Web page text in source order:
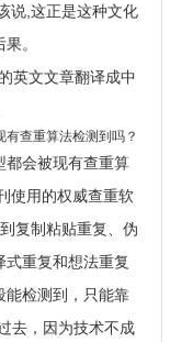
说,这正是这种文化
。
查重算法检测到吗？
都会被现有查重算
使用的权威查重软
复制粘贴重复、伪
重复和想法重复
能检测到，只能靠
去，因为技术不成